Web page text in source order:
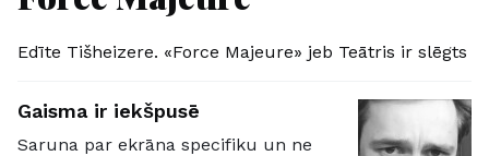
Edīte Tišheizere. «Force Majeure» jeb Teātris ir slēgts
Gaisma ir iekšpusē
Saruna par ekrāna specifiku un ne